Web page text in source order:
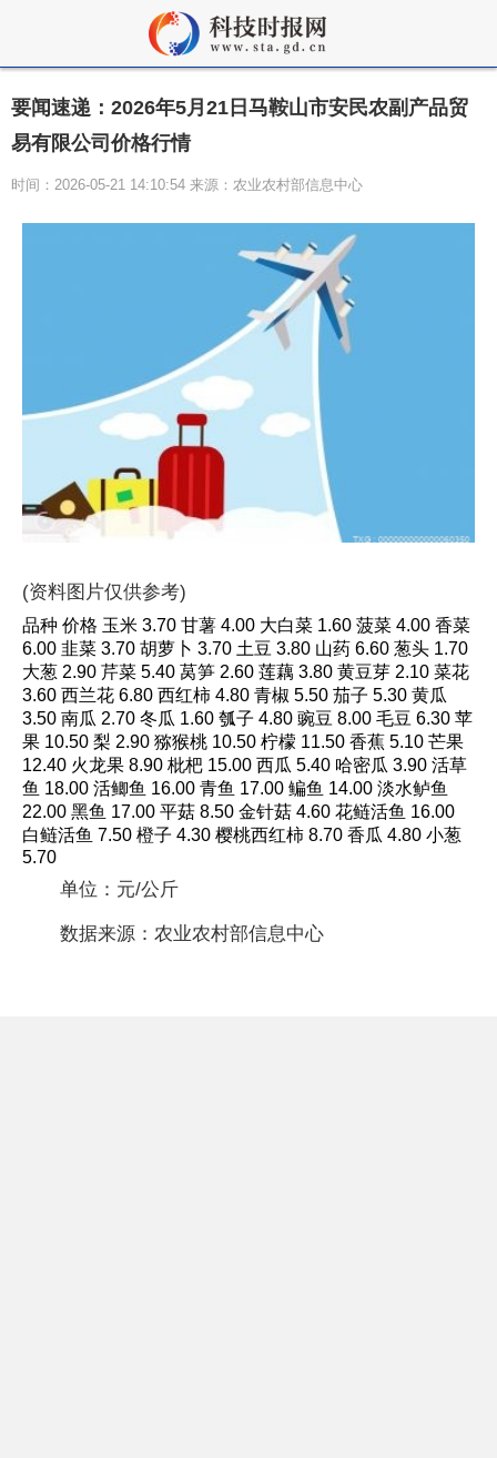
要闻速递：2026年5月21日马鞍山市安民农副产品贸
易有限公司价格行情
时间：2026-05-21 14:10:54 来源：农业农村部信息中心
(资料图片仅供参考)
品种 价格 玉米 3.70 甘薯 4.00 大白菜 1.60 菠菜 4.00 香菜
6.00 韭菜 3.70 胡萝卜 3.70 土豆 3.80 山药 6.60 葱头 1.70
大葱 2.90 芹菜 5.40 莴笋 2.60 莲藕 3.80 黄豆芽 2.10 菜花
3.60 西兰花 6.80 西红柿 4.80 青椒 5.50 茄子 5.30 黄瓜
3.50 南瓜 2.70 冬瓜 1.60 瓠子 4.80 豌豆 8.00 毛豆 6.30 苹
果 10.50 梨 2.90 猕猴桃 10.50 柠檬 11.50 香蕉 5.10 芒果
12.40 火龙果 8.90 枇杷 15.00 西瓜 5.40 哈密瓜 3.90 活草
鱼 18.00 活鲫鱼 16.00 青鱼 17.00 鳊鱼 14.00 淡水鲈鱼
22.00 黑鱼 17.00 平菇 8.50 金针菇 4.60 花鲢活鱼 16.00
白鲢活鱼 7.50 橙子 4.30 樱桃西红柿 8.70 香瓜 4.80 小葱
5.70
单位：元/公斤
数据来源：农业农村部信息中心